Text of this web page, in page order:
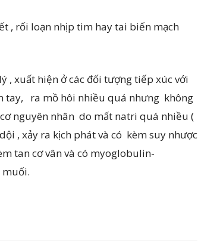
, rối loạn nhịp tim hay tai biến mạch
, xuất hiện ở các đối tượng tiếp xúc với
tay, ra mồ hôi nhiều quá nhưng không
nguyên nhân do mất natri quá nhiều (
, xảy ra kịch phát và có kèm suy nhược
tan cơ vân và có myoglobulin-
muối.